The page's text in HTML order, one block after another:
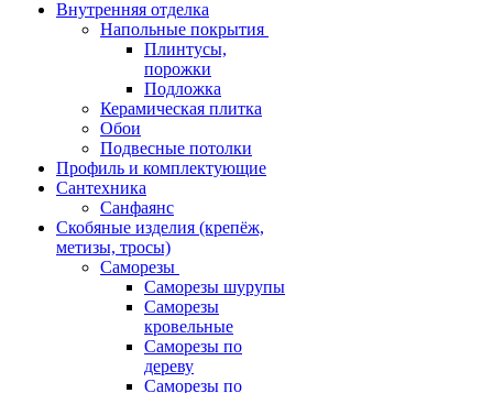
Внутренняя отделка
Напольные покрытия
Плинтусы,
порожки
Подложка
Керамическая плитка
Обои
Подвесные потолки
Профиль и комплектующие
Сантехника
Санфаянс
Скобяные изделия (крепёж,
метизы, тросы)
Саморезы
Саморезы шурупы
Саморезы
кровельные
Саморезы по
дереву
Саморезы по